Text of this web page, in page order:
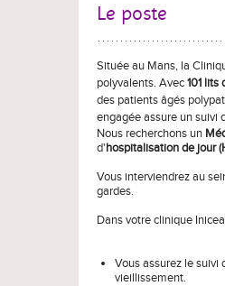
Le poste
Située au Mans, la
polyvalents. Avec101 lits
des patients âgés
engagée assure un suivi
Nous recherchons un
d'hospitalisation de jour
Vous interviendrez au
gardes.
Dans votre clinique
Vous assurez le suivi
vieillissement.